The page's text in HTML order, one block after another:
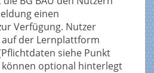
einen
Verfügung. Nutzer
der Lernplattform
siehe Punkt
können optional hinterlegt